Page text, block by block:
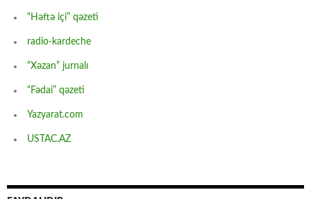
“Həftə içi” qəzeti
radio-kardeche
“Xəzan” jurnalı
“Fədai” qəzeti
Yazyarat.com
USTAC.AZ